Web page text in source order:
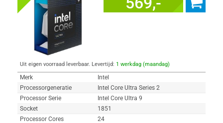
Uit eigen voorraad leverbaar. Levertijd: 1 werkdag (maandag)
Merk
Intel
Processorgeneratie
Intel Core Ultra Series 2
Processor Serie
Intel Core Ultra 9
Socket
1851
Processor Cores
24